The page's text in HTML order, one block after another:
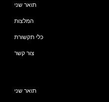
תואר שני
המלצות
כלי תקשורת
צור קשר
תואר שני